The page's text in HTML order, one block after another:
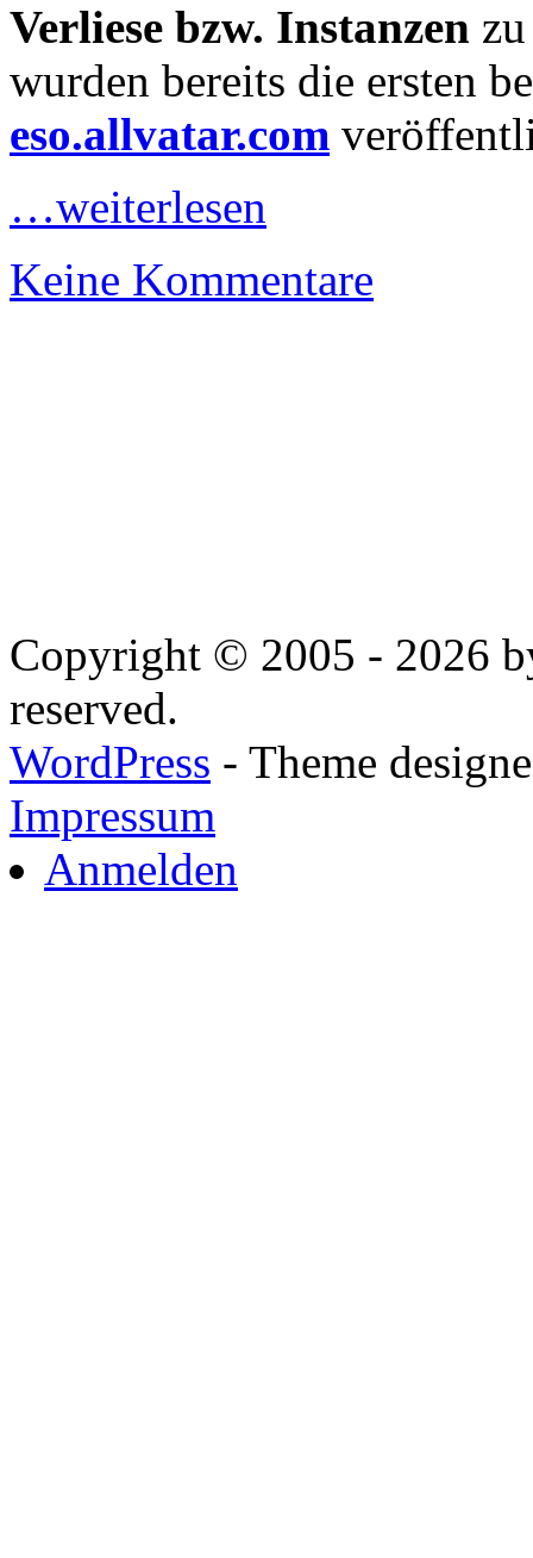
Verliese bzw. Instanzen
wurden bereits die ersten
eso.allvatar.com
…weiterlesen
Keine Kommentare
Copyright © 2005 - 2026
reserved.
WordPress - Theme
Impressum
Anmelden